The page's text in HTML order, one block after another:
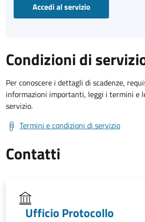
Accedi al servizio
Condizioni di
Per conoscere i dettagli di scadenze,
informazioni importanti, leggi i termini e
servizio.
Termini e condizioni di servizio
Contatti
Ufficio Protocollo